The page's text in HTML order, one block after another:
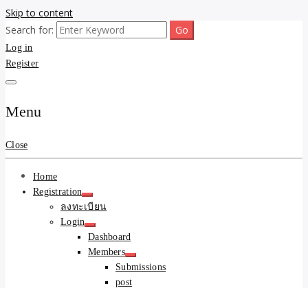
Skip to content
รับจ้างโพสต์ขายบ้าน ขาย
ของ ติดหน้าแรก Google Ai
Search ราคาถูกที่สุด! เน้น
ความคุ้มค่า "ถูกและดีมีอยู่
จริง" (เหมาะกับพ่อค้า
แม่ค้า) บริการโพสต์เว็บ
บอร์ด SEO การันตีงานดี
100% ✨
ขายบ้านไม่ออก ขายสินค้าไม่ได้ บอกเรา! รับจ้างลงโพสต์อสังหาฯ รับโพส
เว็บบอร์ดSEO ดันติดหน้าแรก Google AI ชัวร์ 🎯 … ให้เราจัดการให้! ด้วย
ระบบ AI Search & SEO ที่แม่นยำที่สุด
Search for:
Log in
Register
Menu
Close
Home
Registration
ลงทะเบียน
Login
Dashboard
Members
Submissions
post